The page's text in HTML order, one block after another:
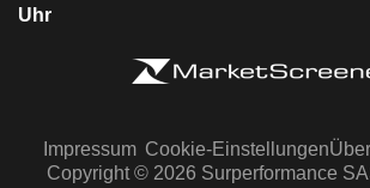
Uhr
Impressum Cookie-Einstellungen
Copyright © 2026 Surperformance